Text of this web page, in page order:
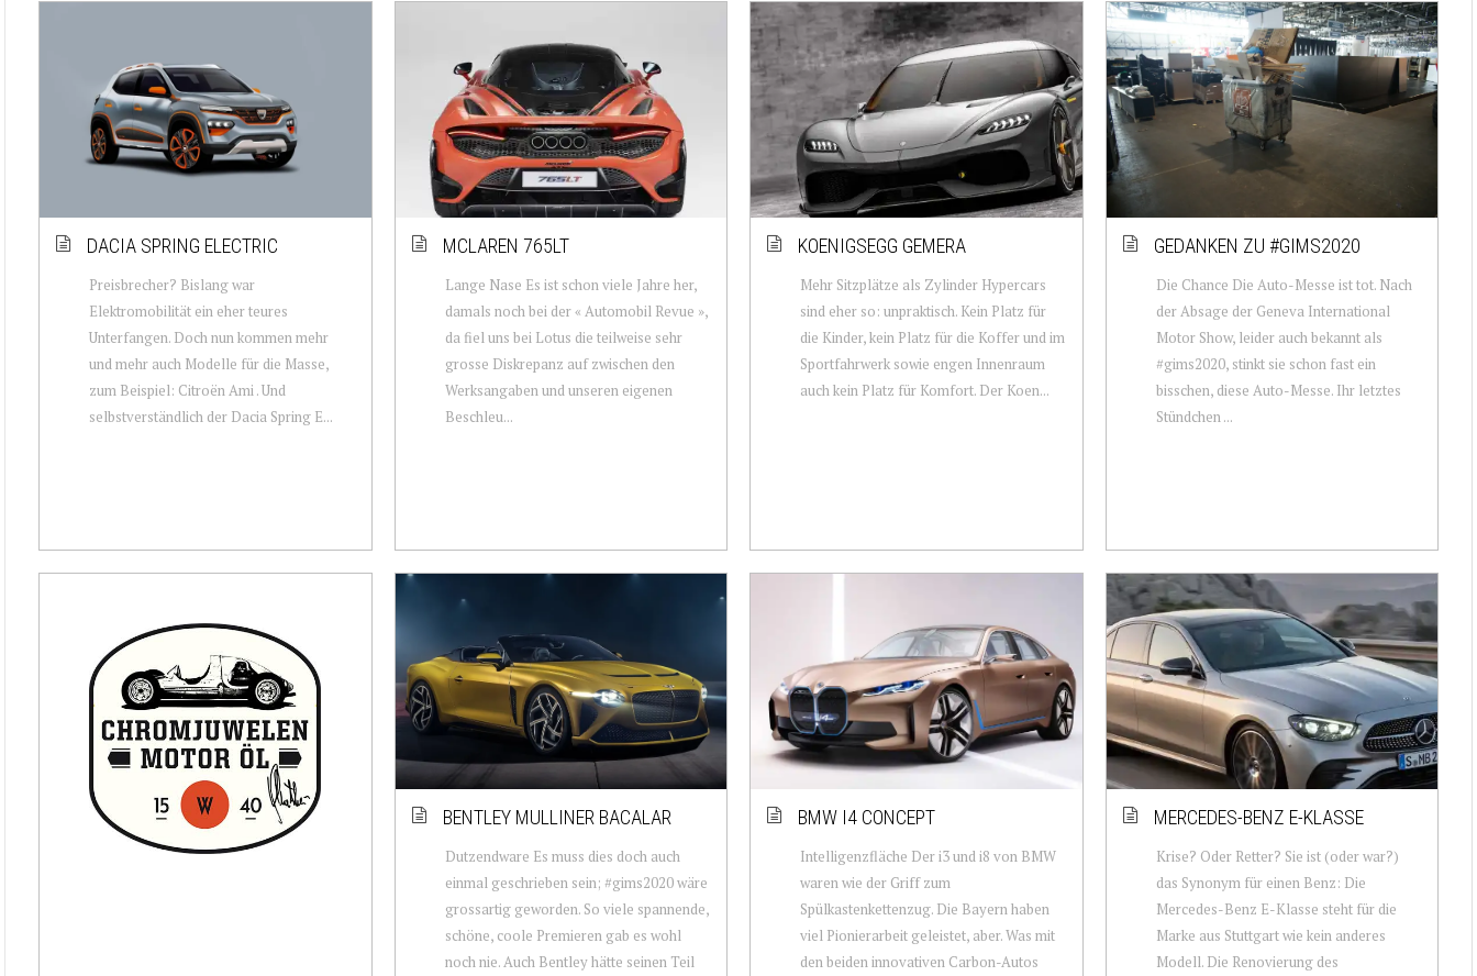
DACIA SPRING ELECTRIC
Preisbrecher? Bislang war
Elektromobilität ein eher teures
Unterfangen. Doch nun kommen mehr
und mehr auch Modelle für die Masse,
zum Beispiel: Citroën Ami . Und
selbstverständlich der Dacia Spring E...
MCLAREN 765LT
Lange Nase Es ist schon viele Jahre her,
damals noch bei der « Automobil Revue »,
da fiel uns bei Lotus die teilweise sehr
grosse Diskrepanz auf zwischen den
Werksangaben und unseren eigenen
Beschleu...
KOENIGSEGG GEMERA
Mehr Sitzplätze als Zylinder Hypercars
sind eher so: unpraktisch. Kein Platz für
die Kinder, kein Platz für die Koffer und im
Sportfahrwerk sowie engen Innenraum
auch kein Platz für Komfort. Der Koen...
GEDANKEN ZU #GIMS2020
Die Chance Die Auto-Messe ist tot. Nach
der Absage der Geneva International
Motor Show, leider auch bekannt als
#gims2020, stinkt sie schon fast ein
bisschen, diese Auto-Messe. Ihr letztes
Stündchen ...
BENTLEY MULLINER BACALAR
Dutzendware Es muss dies doch auch
einmal geschrieben sein; #gims2020 wäre
grossartig geworden. So viele spannende,
schöne, coole Premieren gab es wohl
noch nie. Auch Bentley hätte seinen Teil
BMW I4 CONCEPT
Intelligenzfläche Der i3 und i8 von BMW
waren wie der Griff zum
Spülkastenkettenzug. Die Bayern haben
viel Pionierarbeit geleistet, aber. Was mit
den beiden innovativen Carbon-Autos
MERCEDES-BENZ E-KLASSE
Krise? Oder Retter? Sie ist (oder war?)
das Synonym für einen Benz: Die
Mercedes-Benz E-Klasse steht für die
Marke aus Stuttgart wie kein anderes
Modell. Die Renovierung des